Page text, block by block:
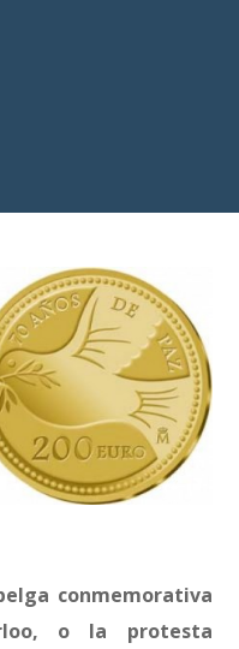
conmemorativa
o la protesta